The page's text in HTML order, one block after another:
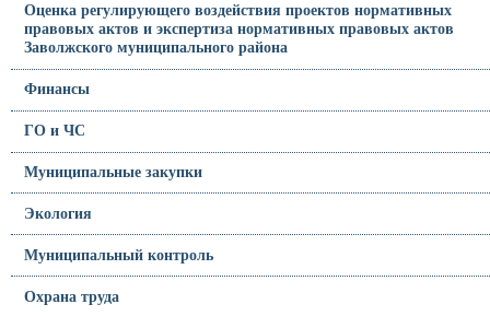
Оценка регулирующего воздействия проектов нормативных
правовых актов и экспертиза нормативных правовых актов
Заволжского муниципального района
Финансы
ГО и ЧС
Муниципальные закупки
Экология
Муниципальный контроль
Охрана труда